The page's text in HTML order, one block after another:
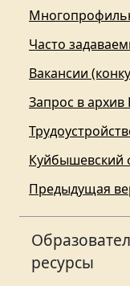
Часто
Вакансии
Запрос в
Куйбышевский
Предыдущая
ресурсы